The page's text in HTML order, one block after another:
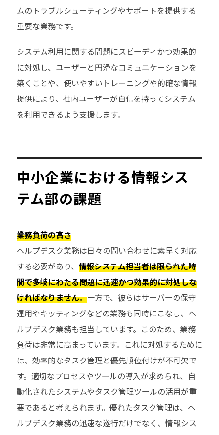
ムのトラブルシューティングやサポートを提供する
重要な業務です。
システム利用に関する問題にスピーディかつ効果的
に対処し、ユーザーと円滑なコミュニケーションを
築くことや、使いやすいトレーニングや的確な情報
提供により、社内ユーザーが自信を持ってシステム
を利用できるよう支援します。
中小企業における情報シス
テム部の課題
業務負荷の高さ
ヘルプデスク業務は日々の問い合わせに素早く対応
する必要があり、 情報システム担当者は限られた時
間で多岐にわたる問題に迅速かつ効果的に対処しな
ければなりません。一方で、彼らはサーバーの保守
運用やキッティングなどの業務も同時にこなし、ヘ
ルプデスク業務も担当しています。このため、業務
負荷は非常に高まっています。これに対処するために
は、効率的なタスク管理と優先順位付けが不可欠で
す。適切なプロセスやツールの導入が求められ、自
動化されたシステムやタスク管理ツールの活用が重
要であると考えられます。優れたタスク管理は、ヘ
ルプデスク業務の迅速な遂行だけでなく、情報シス